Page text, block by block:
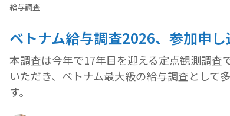
給与調査
ベトナム給与調査2026、参加申し
本調査は今年で17年目を迎える定点観測調査
いただき、ベトナム最大級の給与調査として
す。